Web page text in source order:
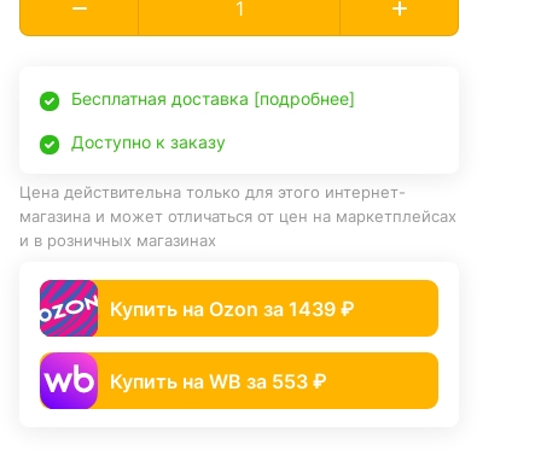
Бесплатная доставка [подробнее]
Доступно к заказу
Цена действительна только для этого интернет-
магазина и может отличаться от цен на маркетплейсах
и в розничных магазинах
Купить на Ozon за 1439 ₽
Купить на WB за 553 ₽